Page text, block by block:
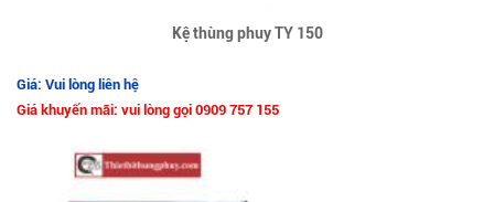
Kệ thùng phuy TY 150
Giá: Vui lòng liên hệ
Giá khuyến mãi: vui lòng gọi 0909 757 155